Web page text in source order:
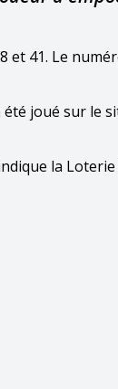
41. Le
joué sur le
la Loterie